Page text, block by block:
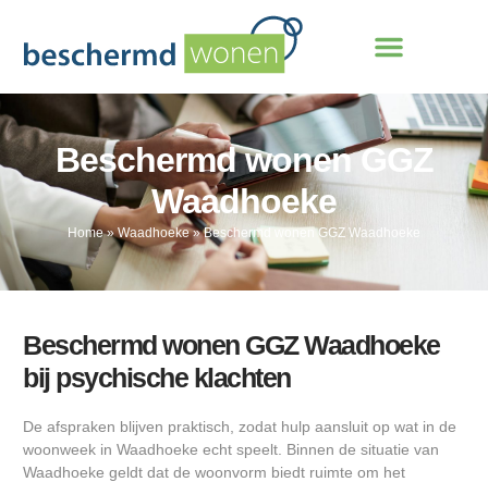
Beschermd wonen GGZ
Waadhoeke
Home»Waadhoeke»Beschermd wonen GGZ Waadhoeke
Beschermd wonen GGZ Waadhoeke
bij psychische klachten
De afspraken blijven praktisch, zodat hulp aansluit op wat in de
woonweek in Waadhoeke echt speelt. Binnen de situatie van
Waadhoeke geldt dat de woonvorm biedt ruimte om het